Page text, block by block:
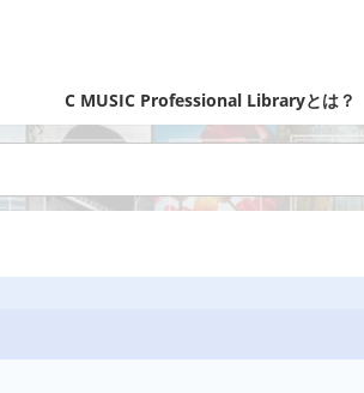
C MUSIC Professional Libraryとは？